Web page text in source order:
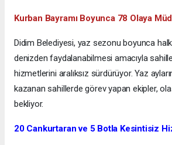
Kurban Bayramı Boyunca 78 Olaya
Didim Belediyesi, yaz sezonu boyunca
denizden faydalanabilmesi amacıyla
hizmetlerini aralıksız sürdürüyor. Yaz
kazanan sahillerde görev yapan ekipler,
bekliyor.
20 Cankurtaran ve 5 Botla Kesintisiz